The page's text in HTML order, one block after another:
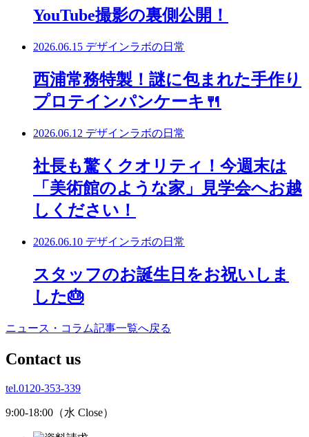
YouTube撮影の裏側公開！
2026.06.15 デザインラボの日常
西浦常務特製！謎に包まれた手作り
プロテインパンケーキ🍴
2026.06.12 デザインラボの日常
社長も驚くクオリティ！今週末は
「美術館のような家」見学会へお越
しください！
2026.06.10 デザインラボの日常
スタッフのお誕生日をお祝いしま
した🎂
ニュース・コラム記事一覧へ戻る
Contact us
tel.0120-353-339
9:00-18:00（水 Close）